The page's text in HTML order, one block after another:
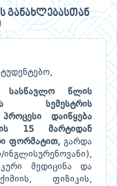
განახლებასთან
სასწავლო წლის
სემესტრის
დაიწყება
15 მარტიდან
ფორმატით, გარდა
მედიცინა და
ფიზიკის,